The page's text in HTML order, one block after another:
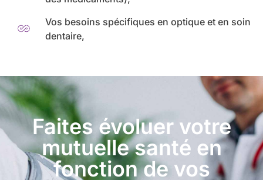
Vos besoins spécifiques en optique et en soin
dentaire,
Faites évoluer votre
mutuelle santé en
fonction de vos